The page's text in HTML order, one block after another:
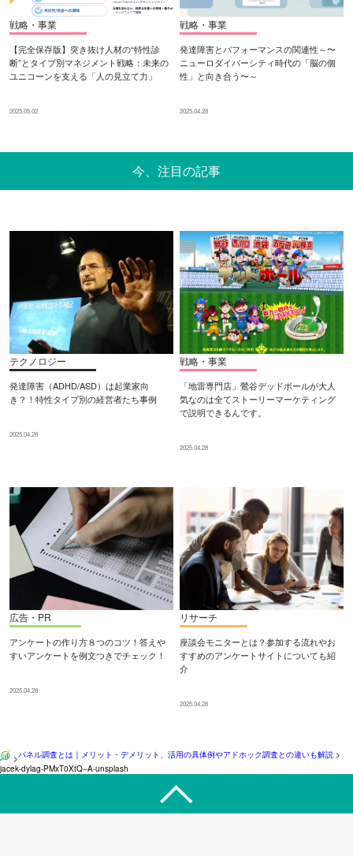
戦略・事業
【完全保存版】突き抜け人材の“特性診
断”とタイプ別マネジメント戦略：未来の
ユニコーンを支える「人の見立て力」
2025.05.02
戦略・事業
発達障害とパフォーマンスの関連性～〜
ニューロダイバーシティ時代の「脳の個
性」と向き合う〜～
2025.04.28
今、注目の記事
テクノロジー
発達障害（ADHD/ASD）は起業家向
き？！特性タイプ別の経営者たち事例
2025.04.28
戦略・事業
「地雷専門店」鶯谷デッドボールが大人
気なのは全てストーリーマーケティング
で説明できるんです。
2025.04.28
広告・PR
アンケートの作り方８つのコツ！答えや
すいアンケートを例文つきでチェック！
2025.04.28
リサーチ
座談会モニターとは？参加する流れやお
すすめのアンケートサイトについても紹
介
2025.04.28
>パネル調査とは｜メリット・デメリット、活用の具体例やアドホック調査との違いも解説 >
jacek-dylag-PMxT0XtQ--A-unsplash